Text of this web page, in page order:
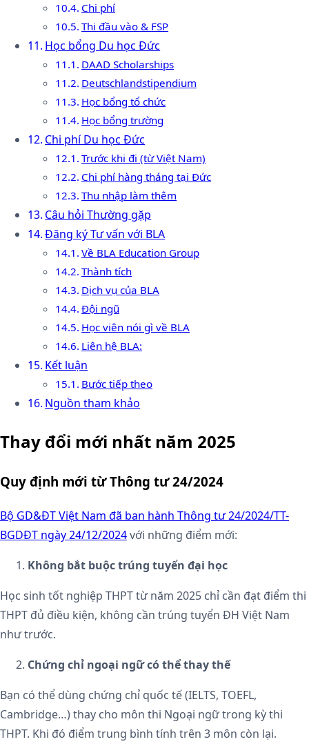
Chi phí
Thi đầu vào & FSP
Học bổng Du học Đức
DAAD Scholarships
Deutschlandstipendium
Học bổng tổ chức
Học bổng trường
Chi phí Du học Đức
Trước khi đi (từ Việt Nam)
Chi phí hàng tháng tại Đức
Thu nhập làm thêm
Câu hỏi Thường gặp
Đăng ký Tư vấn với BLA
Về BLA Education Group
Thành tích
Dịch vụ của BLA
Đội ngũ
Học viên nói gì về BLA
Liên hệ BLA:
Kết luận
Bước tiếp theo
Nguồn tham khảo
Thay đổi mới nhất năm 2025
Quy định mới từ Thông tư 24/2024
Bộ GD&ĐT Việt Nam đã ban hành Thông tư 24/2024/TT-
BGDĐT ngày 24/12/2024với những điểm mới:
Không bắt buộc trúng tuyển đại học
Học sinh tốt nghiệp THPT từ năm 2025 chỉ cần đạt điểm thi
THPT đủ điều kiện, không cần trúng tuyển ĐH Việt Nam
như trước.
Chứng chỉ ngoại ngữ có thể thay thế
Bạn có thể dùng chứng chỉ quốc tế (IELTS, TOEFL,
Cambridge…) thay cho môn thi Ngoại ngữ trong kỳ thi
THPT. Khi đó điểm trung bình tính trên 3 môn còn lại.